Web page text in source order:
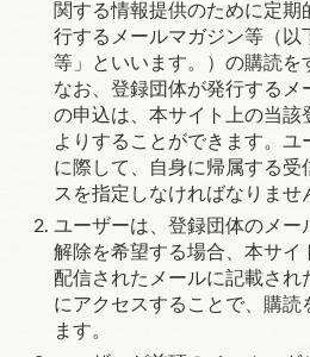
関する情報提供のために定期
行するメールマガジン等（以
等」といいます。）の購読を
なお、登録団体が発行するメ
の申込は、本サイト上の当該
よりすることができます。ユ
に際して、自身に帰属する受
スを指定しなければなりませ
ユーザーは、登録団体のメー
解除を希望する場合、本サイ
配信されたメールに記載され
にアクセスすることで、購読
ます。